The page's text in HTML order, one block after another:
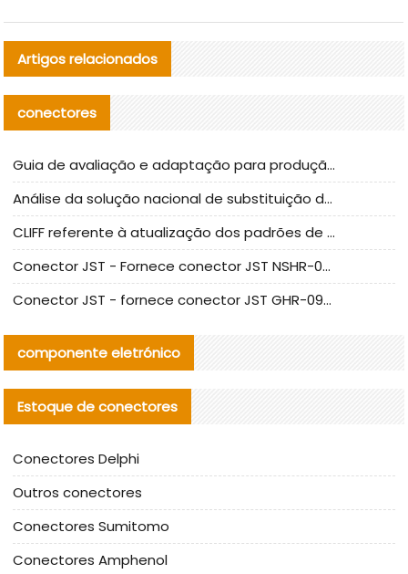
Artigos relacionados
conectores
Guia de avaliação e adaptação para produção em massa de componentes de cabos nacionais CNC Tech
Análise da solução nacional de substituição da linha de alta frequência I-PEX
CLIFF referente à atualização dos padrões de teste de conectores nacionais
Conector JST - Fornece conector JST NSHR-02V-S original | substituto
Conector JST - fornece conector JST GHR-09V-S autêntico | substituto
componente eletrónico
Estoque de conectores
Conectores Delphi
Outros conectores
Conectores Sumitomo
Conectores Amphenol